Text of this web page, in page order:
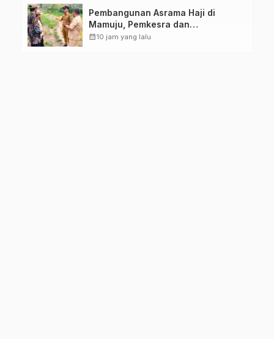
Pembangunan Asrama Haji di
Mamuju, Pemkesra dan
Kementerian Haji Sulbar Tinjau
calendar_month10 jam yang lalu